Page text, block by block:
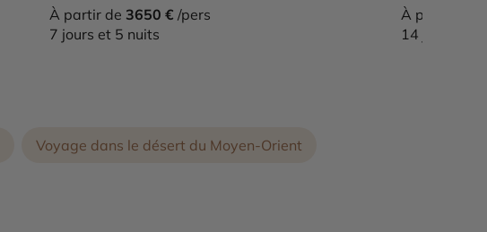
À partir de 3650 € /pers
7 jours et 5 nuits
À partir de
14 jours et
Voyage dans le désert du Moyen-Orient